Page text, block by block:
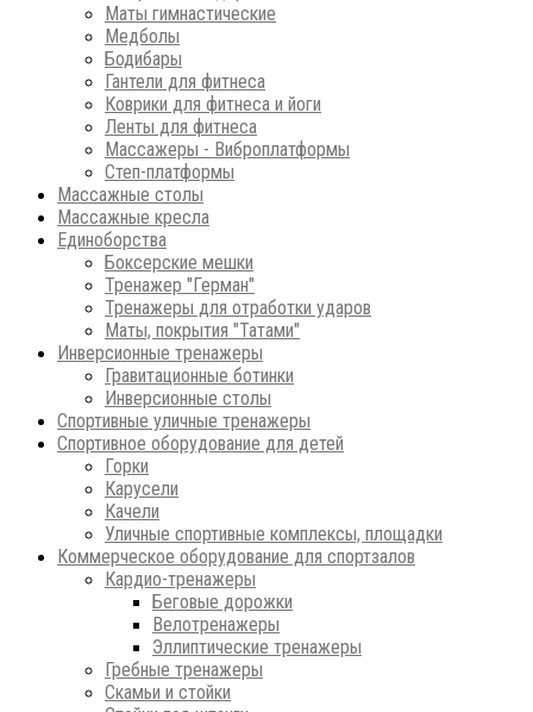
Маты гимнастические
Медболы
Бодибары
Гантели для фитнеса
Коврики для фитнеса и йоги
Ленты для фитнеса
Массажеры - Виброплатформы
Степ-платформы
Массажные столы
Массажные кресла
Единоборства
Боксерские мешки
Тренажер "Герман"
Тренажеры для отработки ударов
Маты, покрытия "Татами"
Инверсионные тренажеры
Гравитационные ботинки
Инверсионные столы
Спортивные уличные тренажеры
Спортивное оборудование для детей
Горки
Карусели
Качели
Уличные спортивные комплексы, площадки
Коммерческое оборудование для спортзалов
Кардио-тренажеры
Беговые дорожки
Велотренажеры
Эллиптические тренажеры
Гребные тренажеры
Скамьи и стойки